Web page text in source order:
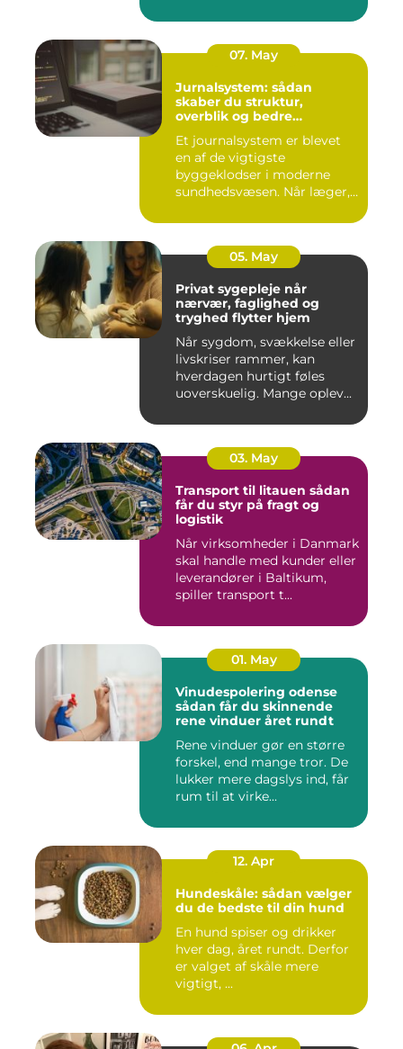
07. May
Jurnalsystem: sådan
skaber du struktur,
overblik og bedre
Et journalsystem er blevet
en af de vigtigste
byggeklodser i moderne
sundhedsvæsen. Når læger,
05. May
Privat sygepleje når
nærvær, faglighed og
tryghed flytter hjem
Når sygdom, svækkelse eller
livskriser rammer, kan
hverdagen hurtigt føles
uoverskuelig. Mange oplev...
03. May
Transport til litauen sådan
får du styr på fragt og
logistik
Når virksomheder i Danmark
skal handle med kunder eller
leverandører i Baltikum,
spiller transport t...
01. May
Vinudespolering odense
sådan får du skinnende
rene vinduer året rundt
Rene vinduer gør en større
forskel, end mange tror. De
lukker mere dagslys ind, får
rum til at virke...
12. Apr
Hundeskåle: sådan vælger
du de bedste til din hund
En hund spiser og drikker
hver dag, året rundt. Derfor
er valget af skåle mere
vigtigt, ...